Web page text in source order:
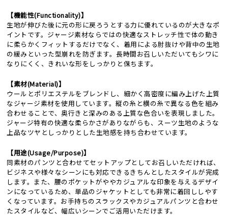
【機能性(Functionality)】
生地が伸びた後に元の形に戻ろうとする力に優れているのが大きなポ
イントです。ジャージ素材ならではの快適なストレッチ性で体の動き
に柔らかくフィットするだけでなく、着用による肘抜けや背中の生地
の緩みといった型崩れを防ぎます。長時間お召しいただいてもシワに
なりにくく、きれいな形をしっかりと保ちます。
【素材(Material)】
ウールとポリエステルをブレンドし、細かく高密度に編み上げた上質
なジャージ素材を使用しています。縦の糸と横の糸で異なる色を組み
合わせることで、奥行きと深みのある上質な色合いを表現しました。
ジャージ特有の快適な柔らかさがありながらも、スーツ生地のような
上品なツヤとしっかりとした生地感を持ち合わせています。
【用途(Usage/Purpose)】
同素材のパンツと合わせてセットアップとしてお召しいただければ、
ビジネスや様々なシーンにも対応できるきちんとしたスタイルが完成
します。また、腰のポケットがややカジュアルな印象を与えるデザイ
ンになっているため、単品のジャケットとしても非常に着回ししやす
くなっています。お手持ちのスラックスやカジュアルパンツと合わせ
たスタイルなど、幅広いシーンでご活用いただけます。